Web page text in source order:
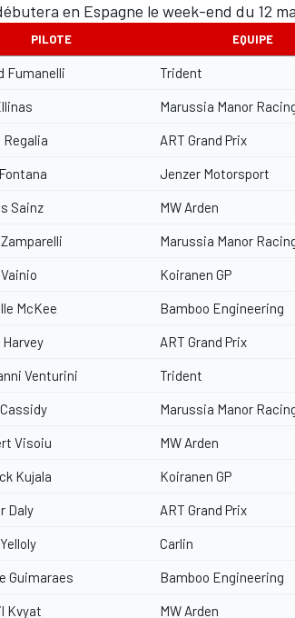
en Espagne le week-end du 12
PILOTE EQUIPE
Fumanelli Trident
Marussia Manor
Regalia ART Grand Prix
Jenzer Motorsport
Sainz MW Arden
Marussia Manor
Koiranen GP
McKee Bamboo Engineering
ART Grand Prix
Venturini Trident
Marussia Manor
Visoiu MW Arden
Kujala Koiranen GP
Daly ART Grand Prix
Carlin
Guimaraes Bamboo Engineering
Kvyat MW Arden